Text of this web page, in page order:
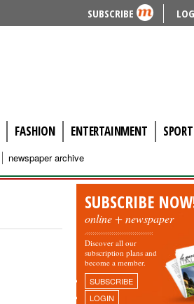
SUBSCRIBE
FASHION ENTERTAINMENT
newspaper archive
SUBSCRIBE
online + newspaper
Discover all our
subscription plans and
become a member.
SUBSCRIBE
LOGIN